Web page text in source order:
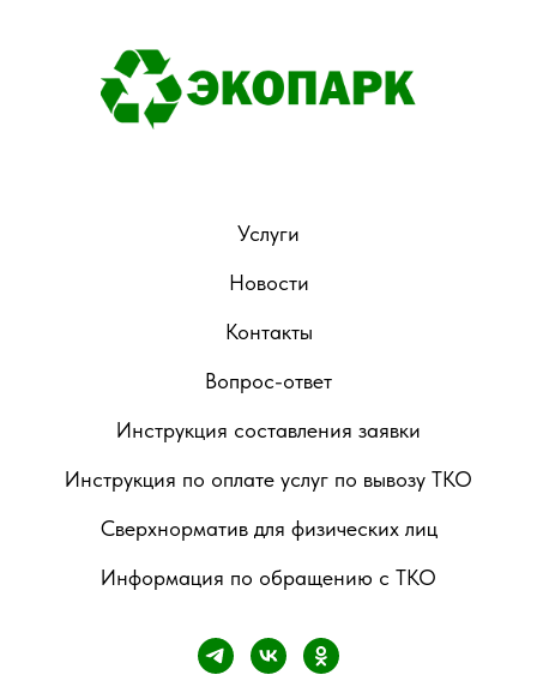
Услуги
Новости
Контакты
Вопрос-ответ
Инструкция составления заявки
Инструкция по оплате услуг по вывозу ТКО
Сверхнорматив для физических лиц
Информация по обращению с ТКО